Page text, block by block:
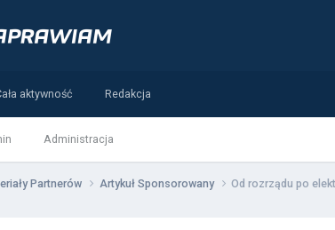
Administracja
aktywność Redakcja
Partnerów Artykuł Sponsorowany Od rozrządu po